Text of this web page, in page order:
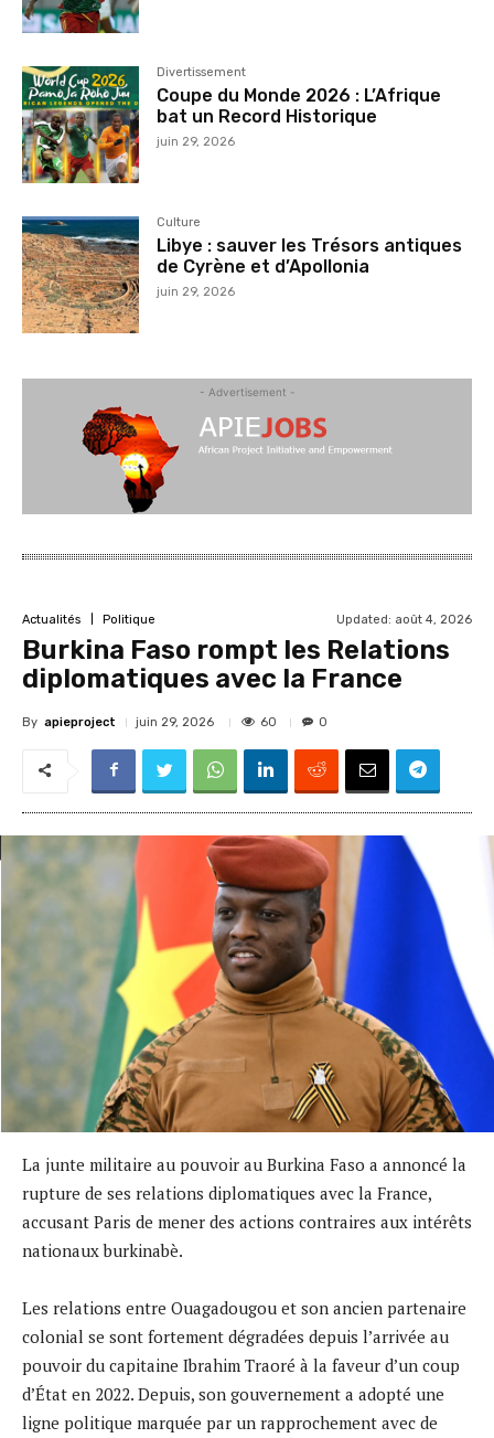
Divertissement
Coupe du Monde 2026 : L’Afrique
bat un Record Historique
juin 29, 2026
Culture
Libye : sauver les Trésors antiques
de Cyrène et d’Apollonia
juin 29, 2026
- Advertisement -